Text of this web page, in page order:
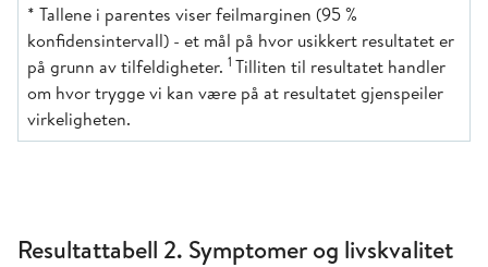
* Tallene i parentes viser feilmarginen (95 %
konfidensintervall) - et mål på hvor usikkert resultatet er
på grunn av tilfeldigheter. 1 Tilliten til resultatet handler
om hvor trygge vi kan være på at resultatet gjenspeiler
virkeligheten.
Resultattabell 2. Symptomer og livskvalitet